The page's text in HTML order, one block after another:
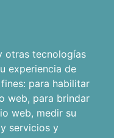
otras tecnologías
experiencia de
para habilitar
web, para brindar
web, medir su
servicios y